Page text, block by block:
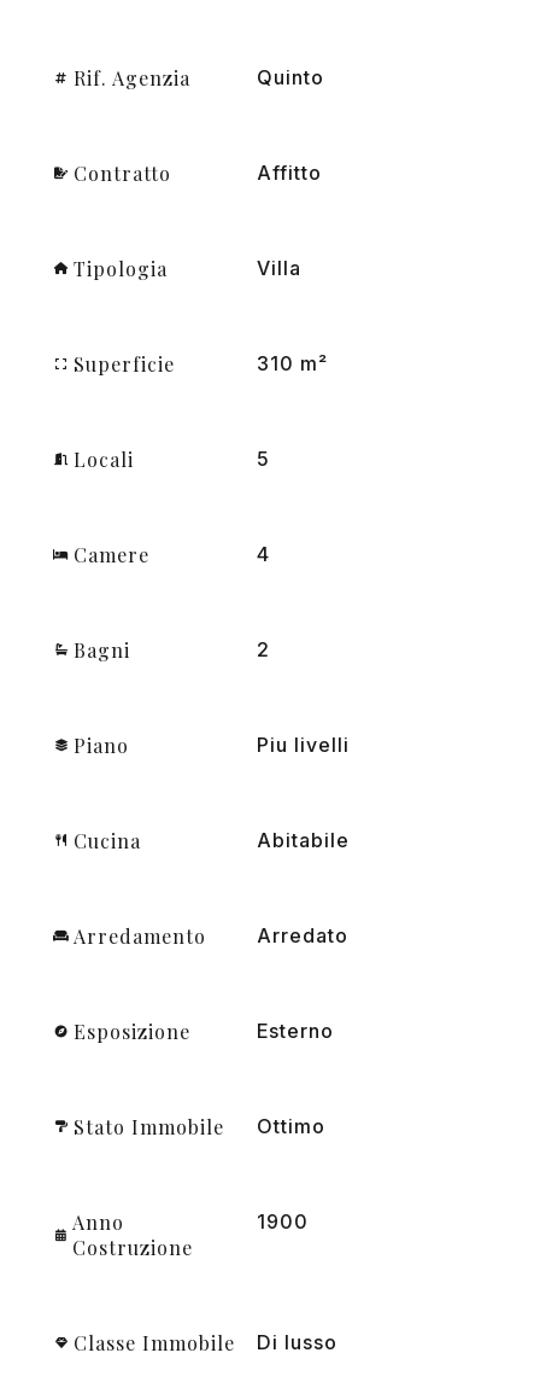
Rif. Agenzia Quinto
Contratto Affitto
Tipologia Villa
Superficie 310 m²
Locali 5
Camere 4
Bagni 2
Piano Piu livelli
Cucina Abitabile
Arredamento Arredato
Esposizione Esterno
Stato Immobile Ottimo
Anno
Costruzione
1900
Classe Immobile Di lusso